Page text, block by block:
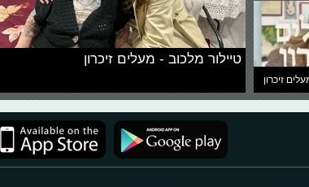
זיכרון
טיילור מלכוב - מעלים זיכרון